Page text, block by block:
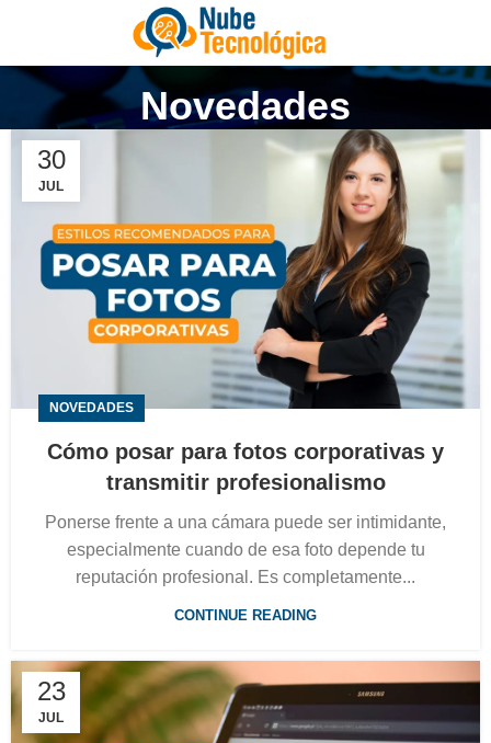
Novedades
30
JUL
NOVEDADES
Cómo posar para fotos corporativas y
transmitir profesionalismo
Ponerse frente a una cámara puede ser intimidante,
especialmente cuando de esa foto depende tu
reputación profesional. Es completamente...
CONTINUE READING
23
JUL